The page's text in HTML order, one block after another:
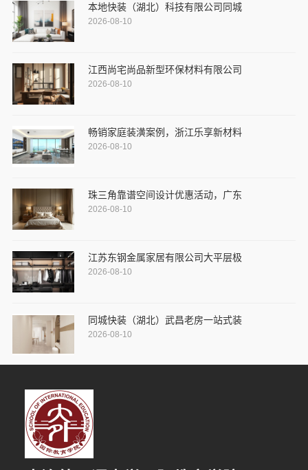
本地快装（湖北）科技有限公司同城
2026-08-10
江西尚宅尚品新型环保材料有限公司
2026-08-10
畅销家庭装潢案例，浙江乐享新材料
2026-08-10
珠三角靠谱空间设计优惠活动，广东
2026-08-10
江苏东钢金属家居有限公司大平层极
2026-08-10
同城快装（湖北）武昌老房一站式装
2026-08-10